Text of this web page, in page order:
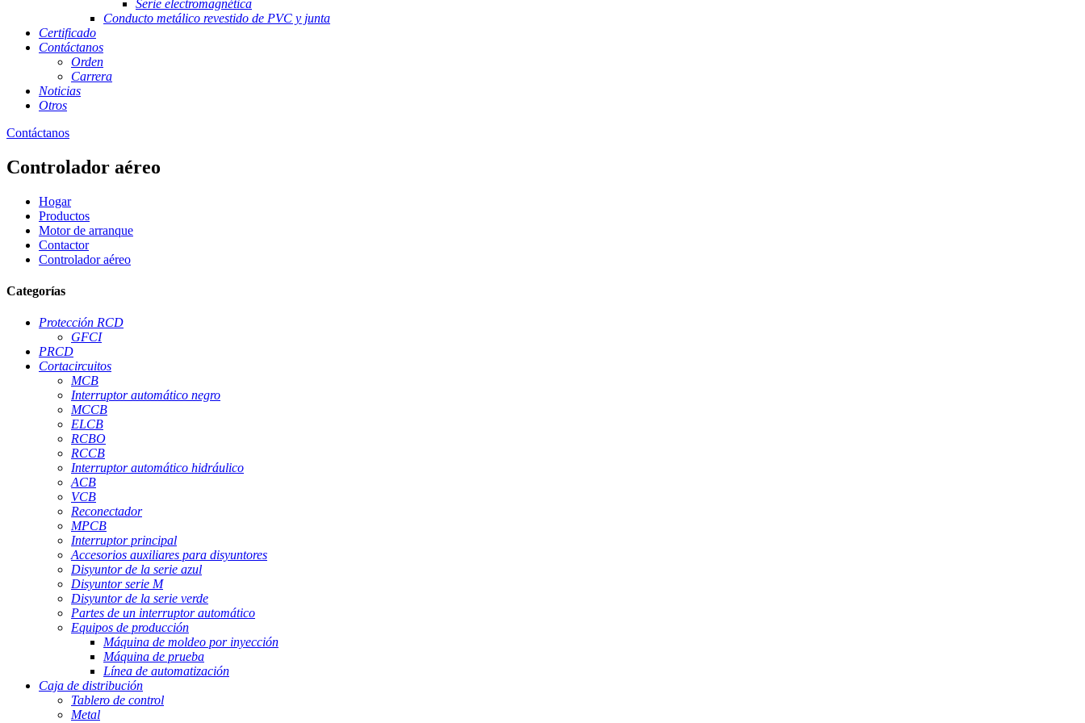
Serie electromagnética
Conducto metálico revestido de PVC y junta
Certificado
Contáctanos
Orden
Carrera
Noticias
Otros
Contáctanos
Controlador aéreo
Hogar
Productos
Motor de arranque
Contactor
Controlador aéreo
Categorías
Protección RCD
GFCI
PRCD
Cortacircuitos
MCB
Interruptor automático negro
MCCB
ELCB
RCBO
RCCB
Interruptor automático hidráulico
ACB
VCB
Reconectador
MPCB
Interruptor principal
Accesorios auxiliares para disyuntores
Disyuntor de la serie azul
Disyuntor serie M
Disyuntor de la serie verde
Partes de un interruptor automático
Equipos de producción
Máquina de moldeo por inyección
Máquina de prueba
Línea de automatización
Caja de distribución
Tablero de control
Metal